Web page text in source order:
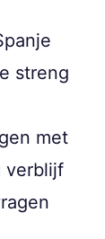
streng
met
verblijf